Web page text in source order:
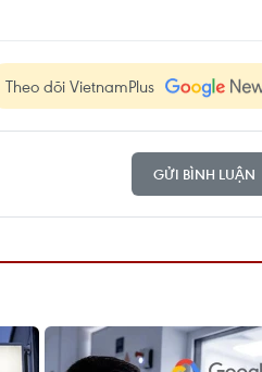
Theo dõi VietnamPlus
GỬI BÌNH LUẬN